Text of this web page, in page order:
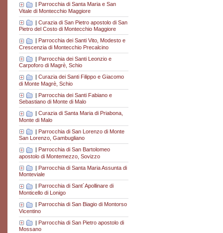
| Parrocchia di Santa Maria e San
Vitale di Montecchio Maggiore
| Curazia di San Pietro apostolo di San
Pietro del Costo di Montecchio Maggiore
| Parrocchia dei Santi Vito, Modesto e
Crescenzia di Montecchio Precalcino
| Parrocchia dei Santi Leonzio e
Carpoforo di Magrè, Schio
| Curazia dei Santi Filippo e Giacomo
di Monte Magrè, Schio
| Parrocchia dei Santi Fabiano e
Sebastiano di Monte di Malo
Curazia di Santa Maria di Priabona,
Monte di Malo
| Parrocchia di San Lorenzo di Monte
San Lorenzo, Gambugliano
Parrocchia di San Bartolomeo
apostolo di Montemezzo, Sovizzo
| Parrocchia di Santa Maria Assunta di
Monteviale
Parrocchia di Sant´Apollinare di
Monticello di Lonigo
| Parrocchia di San Biagio di Montorso
Vicentino
| Parrocchia di San Pietro apostolo di
Mossano